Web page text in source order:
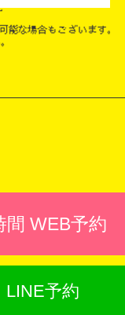
間 WEB予約
LINE予約